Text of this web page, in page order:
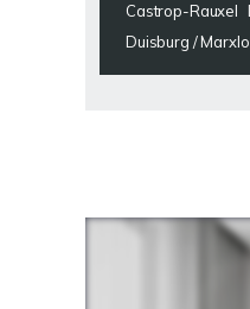
Castrop-Rauxel
Duisburg /